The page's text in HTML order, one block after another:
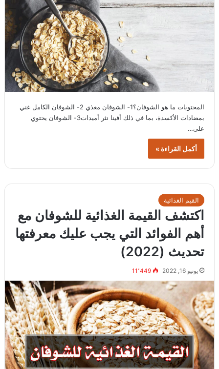
المحتويات ما هو الشوفان؟1- الشوفان مغذي 2- الشوفان الكامل غني
بمضادات الأكسدة، بما في ذلك أفينا نثر أميدات3- الشوفان يحتوي
على…
أكمل القراءة »
القيم الغذائية
اكتشف القيمة الغذائية للشوفان مع
أهم الفوائد التي يجب عليك معرفتها
تحديث (2022)
يونيو 16, 2022 11٬449